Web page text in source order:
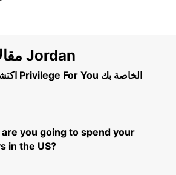
مقالات مدونتنا في Jordan
اكتشف مزايا Privilege For You الخاصة بك
you going to spend your
in the US?